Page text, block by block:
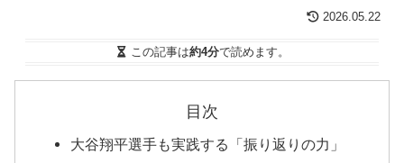
2026.05.22
この記事は約4分で読めます。
目次
大谷翔平選手も実践する「振り返りの力」